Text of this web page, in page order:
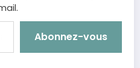
Abonnez-vous